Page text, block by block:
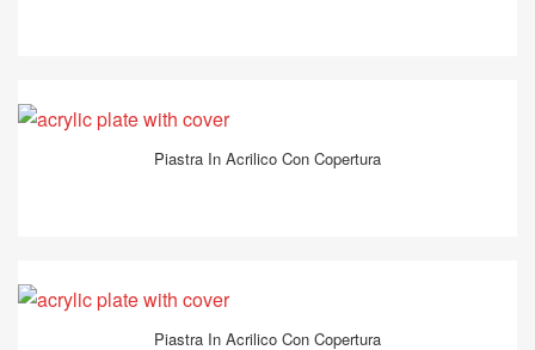
Piastra In Acrilico Con Copertura
Piastra In Acrilico Con Copertura